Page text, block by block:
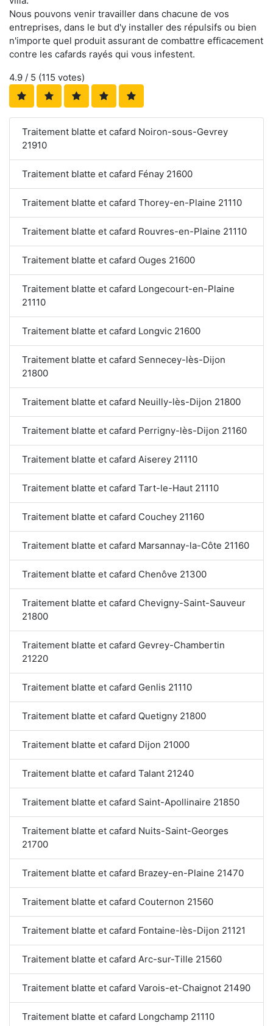
Nous pouvons venir travailler dans chacune de vos
entreprises, dans le but d'y installer des répulsifs ou bien
n'importe quel produit assurant de combattre efficacement
contre les cafards rayés qui vous infestent.
4.9 / 5 (115 votes)
Traitement blatte et cafard Noiron-sous-Gevrey
21910
Traitement blatte et cafard Fénay 21600
Traitement blatte et cafard Thorey-en-Plaine 21110
Traitement blatte et cafard Rouvres-en-Plaine 21110
Traitement blatte et cafard Ouges 21600
Traitement blatte et cafard Longecourt-en-Plaine
21110
Traitement blatte et cafard Longvic 21600
Traitement blatte et cafard Sennecey-lès-Dijon
21800
Traitement blatte et cafard Neuilly-lès-Dijon 21800
Traitement blatte et cafard Perrigny-lès-Dijon 21160
Traitement blatte et cafard Aiserey 21110
Traitement blatte et cafard Tart-le-Haut 21110
Traitement blatte et cafard Couchey 21160
Traitement blatte et cafard Marsannay-la-Côte 21160
Traitement blatte et cafard Chenôve 21300
Traitement blatte et cafard Chevigny-Saint-Sauveur
21800
Traitement blatte et cafard Gevrey-Chambertin
21220
Traitement blatte et cafard Genlis 21110
Traitement blatte et cafard Quetigny 21800
Traitement blatte et cafard Dijon 21000
Traitement blatte et cafard Talant 21240
Traitement blatte et cafard Saint-Apollinaire 21850
Traitement blatte et cafard Nuits-Saint-Georges
21700
Traitement blatte et cafard Brazey-en-Plaine 21470
Traitement blatte et cafard Couternon 21560
Traitement blatte et cafard Fontaine-lès-Dijon 21121
Traitement blatte et cafard Arc-sur-Tille 21560
Traitement blatte et cafard Varois-et-Chaignot 21490
Traitement blatte et cafard Longchamp 21110